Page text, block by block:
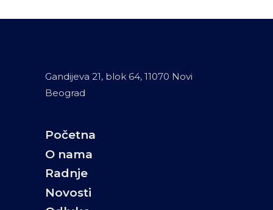
Gandijeva 21, blok 64, 11070 Novi
Beograd
Početna
O nama
Radnje
Novosti